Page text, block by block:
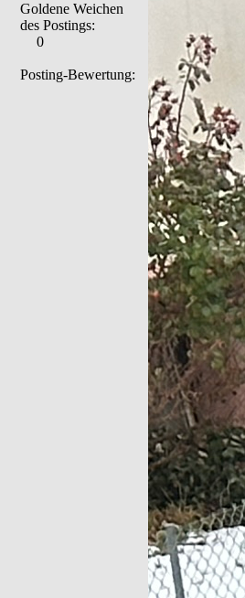
Goldene Weichen
des Postings:
0
Posting-Bewertung: